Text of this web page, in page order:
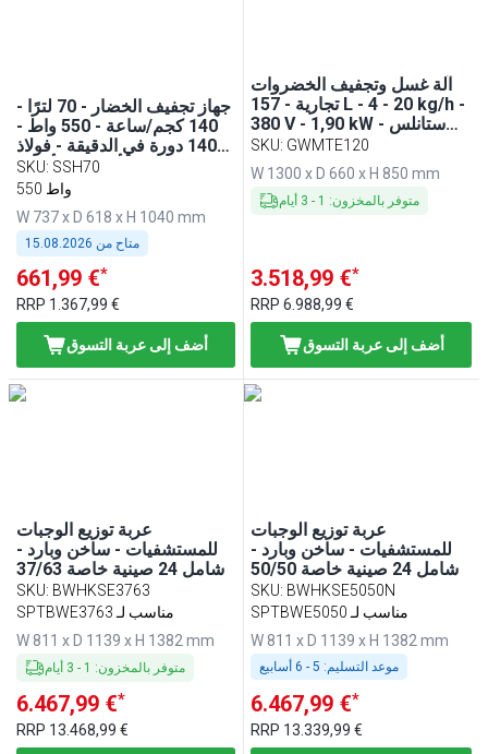
جهاز تجفيف الخضار - 70 لترًا -
140 كجم/ساعة - 550 واط -
1400 دورة في الدقيقة - فولاذ
مقاوم للصدأ - يشمل أنبوب
تصريف
SKU: SSH70
550 واط
W 737 x D 618 x H 1040 mm
متاح من 15.08.2026
661,99 €*
RRP 1.367,99 €
أضف إلى عربة التسوق
آلة غسل وتجفيف الخضروات
تجارية - 157 L - 4 - 20 kg/h -
380 V - 1,90 kW - ستانلس
ستيل
SKU: GWMTE120
W 1300 x D 660 x H 850 mm
متوفر بالمخزون:
1
-
3 أيام
3.518,99 €*
RRP6.988,99 €
أضف إلى عربة التسوق
عربة توزيع الوجبات
للمستشفيات - ساخن وبارد -
شامل 24 صينية خاصة 37/63
SKU: BWHKSE3763
SPTBWE3763 مناسب لـ
W 811 x D 1139 x H 1382 mm
متوفر بالمخزون:
1
-
3 أيام
6.467,99 €*
RRP 13.468,99 €
عربة توزيع الوجبات
للمستشفيات - ساخن وبارد -
شامل 24 صينية خاصة 50/50
SKU: BWHKSE5050N
SPTBWE5050 مناسب لـ
W 811 x D 1139 x H 1382 mm
موعد التسليم:
6.467,99 €*
RRP 13.339,99 €